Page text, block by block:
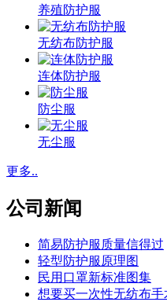
养殖防护服
无纺布防护服
连体防护服
防尘服
无尘服
更多..
公司新闻
简易防护服质量信得过
轻型防护服原理图
民用口罩新标准图集
想要买一次性无纺布